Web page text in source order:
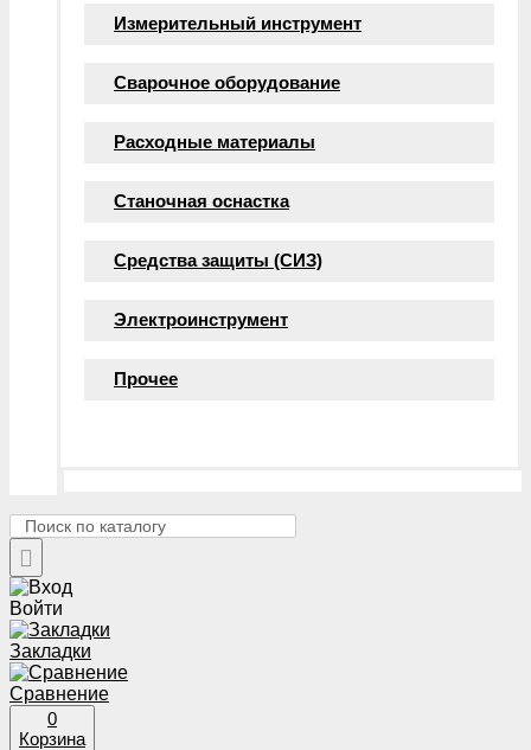
Измерительный инструмент
Сварочное оборудование
Расходные материалы
Станочная оснастка
Средства защиты (СИЗ)
Электроинструмент
Прочее
Войти
Закладки
Сравнение
0
Корзина